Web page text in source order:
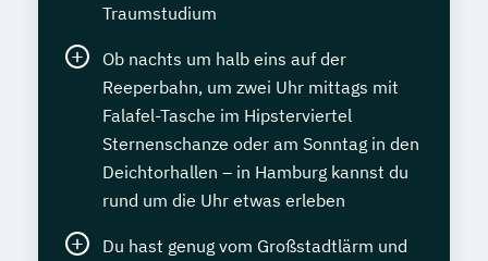
Traumstudium
Ob nachts um halb eins auf der
Reeperbahn, um zwei Uhr mittags mit
Falafel-Tasche im Hipsterviertel
Sternenschanze oder am Sonntag in den
Deichtorhallen – in Hamburg kannst du
rund um die Uhr etwas erleben
Du hast genug vom Großstadtlärm und